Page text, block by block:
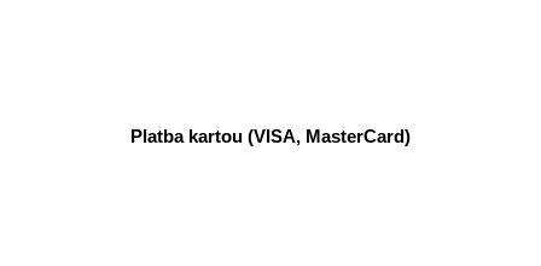
Platba kartou (VISA, MasterCard)